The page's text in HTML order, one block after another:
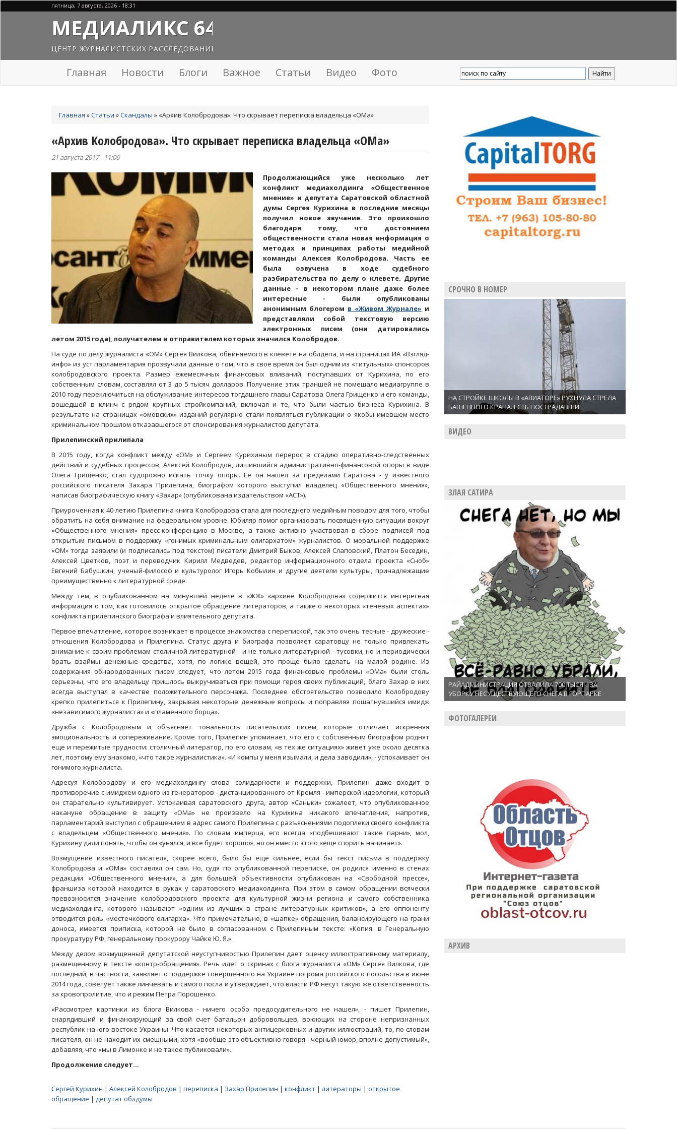
пятница, 7 августа, 2026 - 18:31
МЕДИАЛИКС 64
ЦЕНТР ЖУРНАЛИСТСКИХ РАССЛЕДОВАНИЙ
Главная Новости Блоги Важное Статьи Видео Фото
здесь
Главная »Статьи »Скандалы » «Архив Колобродова». Что скрывает переписка владельца «ОМа»
«Архив Колобродова». Что скрывает переписка владельца «ОМа»
21 августа 2017 - 11:06
Продолжающийся уже несколько лет
конфликт медиахолдинга «Общественное
мнение» и депутата Саратовской областной
думы Сергея Курихина в последние месяцы
получил новое звучание. Это произошло
благодаря тому, что достоянием
общественности стала новая информация о
методах и принципах работы медийной
команды Алексея Колобродова. Часть ее
была озвучена в ходе судебного
разбирательства по делу о клевете. Другие
данные – в некотором плане даже более
интересные - были опубликованы
анонимным блогером в «Живом Журнале» и
представляли собой текстовую версию
электронных писем (они датировались
летом 2015 года), получателем и отправителем которых значился Колобродов.
На суде по делу журналиста «ОМ» Сергея Вилкова, обвиняемого в клевете на облдепа, и на страницах ИА «Взгляд-
инфо» из уст парламентария прозвучали данные о том, что в свое время он был одним из «титульных» спонсоров
колобродовского проекта. Размер ежемесячных финансовых вливаний, поступавших от Курихина, по его
собственным словам, составлял от 3 до 5 тысяч долларов. Получение этих траншей не помешало медиагруппе в
2010 году переключиться на обслуживание интересов тогдашнего главы Саратова Олега Грищенко и его команды,
вошедшей в клинч с рядом крупных стройкомпаний, включая и те, что были частью бизнеса Курихина. В
результате на страницах «омовских» изданий регулярно стали появляться публикации о якобы имевшем место
криминальном прошлом отказавшегося от спонсирования журналистов депутата.
Прилепинский прилипала
В 2015 году, когда конфликт между «ОМ» и Сергеем Курихиным перерос в стадию оперативно-следственных
действий и судебных процессов, Алексей Колобродов, лишившийся административно-финансовой опоры в виде
Олега Грищенко, стал судорожно искать точку опоры. Ее он нашел за пределами Саратова - у известного
российского писателя Захара Прилепина, биографом которого выступил владелец «Общественного мнения»,
написав биографическую книгу «Захар» (опубликована издательством «АСТ»).
Приуроченная к 40-летию Прилепина книга Колобродова стала для последнего медийным поводом для того, чтобы
обратить на себя внимание на федеральном уровне. Юбиляр помог организовать посвященную ситуации вокруг
«Общественного мнения» пресс-конференцию в Москве, а также активно участвовал в сборе подписей под
открытым письмом в поддержку «гонимых криминальным олигархатом» журналистов. О моральной поддержке
«ОМ» тогда заявили (и подписались под текстом) писатели Дмитрий Быков, Алексей Слаповский, Платон Беседин,
Алексей Цветков, поэт и переводчик Кирилл Медведев, редактор информационного отдела проекта «Сноб»
Евгений Бабушкин, ученый-философ и культуролог Игорь Кобылин и другие деятели культуры, принадлежащие
преимущественно к литературной среде.
Между тем, в опубликованном на минувшей неделе в «ЖЖ» «архиве Колобродова» содержится интересная
информация о том, как готовилось открытое обращение литераторов, а также о некоторых «теневых аспектах»
конфликта прилепинского биографа и влиятельного депутата.
Первое впечатление, которое возникает в процессе знакомства с перепиской, так это очень тесные - дружеские -
отношения Колобродова и Прилепина. Статус друга и биографа позволяет саратовцу не только привлекать
внимание к своим проблемам столичной литературной - и не только литературной - тусовки, но и периодически
брать взаймы денежные средства, хотя, по логике вещей, это проще было сделать на малой родине. Из
содержания обнародованных писем следует, что летом 2015 года финансовые проблемы «ОМа» были столь
серьезны, что его владельцу пришлось выкручиваться при помощи героя своих публикаций, благо Захар в них
всегда выступал в качестве положительного персонажа. Последнее обстоятельство позволило Колобродову
крепко прилепиться к Прилепину, закрывая некоторые денежные вопросы и поправляя пошатнувшийся имидж
«независимого журналиста» и «пламенного борца».
Дружба с Колобродовым и объясняет тональность писательских писем, которые отличает искренняя
эмоциональность и сопереживание. Кроме того, Прилепин упоминает, что его с собственным биографом роднят
еще и пережитые трудности: столичный литератор, по его словам, «в тех же ситуациях» живет уже около десятка
лет, поэтому ему знакомо, «что такое журналистика». «И компы у меня изымали, и дела заводили», - успокаивает он
гонимого журналиста.
Адресуя Колобродову и его медиахолдингу слова солидарности и поддержки, Прилепин даже входит в
противоречие с имиджем одного из генераторов - дистанцированного от Кремля - имперской идеологии, который
он старательно культивирует. Успокаивая саратовского друга, автор «Саньки» сожалеет, что опубликованное
накануне обращение в защиту «ОМа» не произвело на Курихина никакого впечатления, напротив,
парламентарий выступил с обращением в адрес самого Прилепина с разъяснениями подоплеки своего конфликта
с владельцем «Общественного мнения». По словам имперца, его всегда «подбешивают такие парни», мол,
Курихину дали понять, чтобы он «унялся, и все будет хорошо», но он вместо этого «еще спорить начинает».
Возмущение известного писателя, скорее всего, было бы еще сильнее, если бы текст письма в поддержку
Колобродова и «ОМа» составлял он сам. Но, судя по опубликованной переписке, он родился именно в стенах
редакции «Общественного мнения», а для большей объективности опубликован на «Свободной прессе»,
франшиза которой находится в руках у саратовского медиахолдинга. При этом в самом обращении всячески
превозносится значение колобродовского проекта для культурной жизни региона и самого собственника
медиахолдинга, которого называют «одним из лучших в стране литературных критиков», а его оппоненту
отводится роль «местечкового олигарха». Что примечательно, в «шапке» обращения, балансирующего на грани
доноса, имеется приписка, которой не было в согласованном с Прилепиным тексте: «Копия: в Генеральную
прокуратуру РФ, генеральному прокурору Чайке Ю. Я.».
Между делом возмущенный депутатской неуступчивостью Прилепин дает оценку иллюстративному материалу,
размещенному в тексте «контр-обращения». Речь идет о скринах с блога журналиста «ОМ» Сергея Вилкова, где
последний, в частности, заявляет о поддержке совершенного на Украине погрома российского посольства в июне
2014 года, советует также линчевать и самого посла и утверждает, что власти РФ несут такую же ответственность
за кровопролитие, что и режим Петра Порошенко.
«Рассмотрел картинки из блога Вилкова - ничего особо предосудительного не нашел», - пишет Прилепин,
снарядивший и финансирующий за свой счет батальон добровольцев, воюющих на стороне непризнанных
республик на юго-востоке Украины. Что касается некоторых антицерковных и других иллюстраций, то, по словам
писателя, он не находит их смешными, хотя «вообще это объективно говоря - черный юмор, вполне допустимый»,
добавляя, что «мы в Лимонке и не такое публиковали».
Продолжение следует…
Сергей Курихин | Алексей Колобродов | переписка | Захар Прилепин | конфликт |литераторы | открытое
обращение | депутат облдумы
СРОЧНО В НОМЕР
НА СТРОЙКЕ ШКОЛЫ В «АВИАТОРЕ» РУХНУЛА СТРЕЛА
БАШЕННОГО КРАНА. ЕСТЬ ПОСТРАДАВШИЕ
ВИДЕО
ЗЛАЯ САТИРА
РАЙАДМИНИСТРАЦИЯ ОТВАЛИЛА 700 ТЫСЯЧ ЗА
УБОРКУ НЕСУЩЕСТВУЮЩЕГО СНЕГА В ГОРПАРКЕ
ФОТОГАЛЕРЕИ
АРХИВ